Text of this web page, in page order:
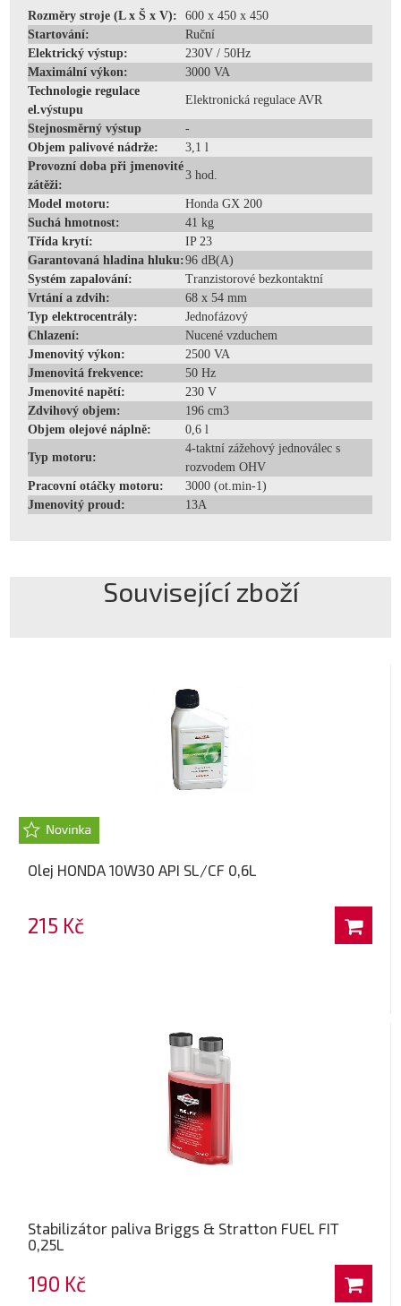
Rozměry stroje (L x Š x V):
600 x 450 x 450
Startování:
Ruční
Elektrický výstup:
230V / 50Hz
Maximální výkon:
3000 VA
Technologie regulace
el.výstupu
Elektronická regulace AVR
Stejnosměrný výstup
-
Objem palivové nádrže:
3,1 l
Provozní doba při jmenovité
zátěži:
3 hod.
Model motoru:
Honda GX 200
Suchá hmotnost:
41 kg
Třída krytí:
IP 23
Garantovaná hladina hluku:96 dB(A)
Systém zapalování:
Tranzistorové bezkontaktní
Vrtání a zdvih:
68 x 54 mm
Typ elektrocentrály:
Jednofázový
Chlazení:
Nucené vzduchem
Jmenovitý výkon:
2500 VA
Jmenovitá frekvence:
50 Hz
Jmenovité napětí:
230 V
Zdvihový objem:
196 cm3
Objem olejové náplně:
0,6 l
Typ motoru:
4-taktní zážehový jednoválec s
rozvodem OHV
Pracovní otáčky motoru:
3000 (ot.min-1)
Jmenovitý proud:
13A
Související zboží
Olej HONDA 10W30 API SL/CF 0,6L
215 Kč
Stabilizátor paliva Briggs & Stratton FUEL FIT
0,25L
190 Kč